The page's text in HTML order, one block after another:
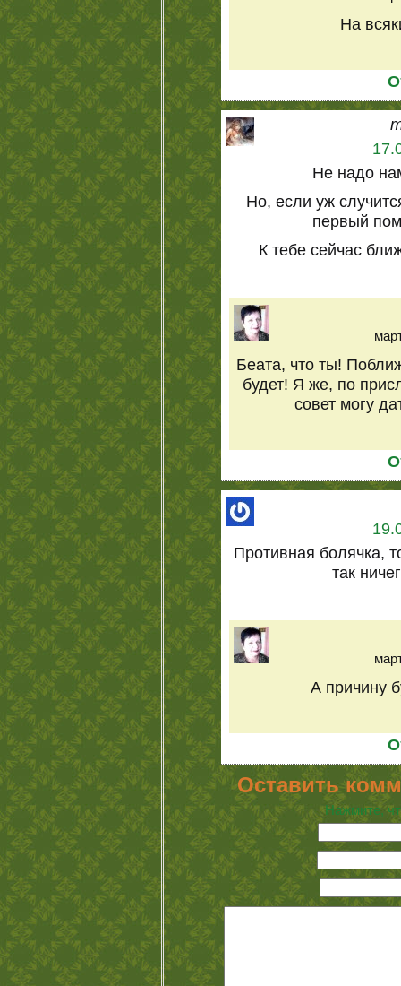
На
Не надо
Но, если уж
первый
К тебе сейчас
Беата, что ты!
будет! Я же, по
совет могу
Противная болячка,
так
А причину
Оставить
Нажмите,